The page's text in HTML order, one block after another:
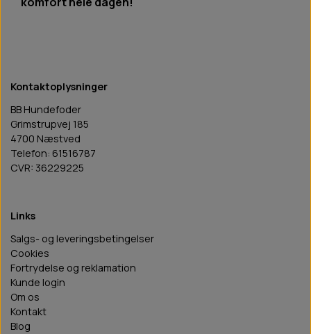
Kontaktoplysninger
BB Hundefoder
Grimstrupvej 185
4700 Næstved
Telefon: 61516787
CVR: 36229225
Links
Salgs- og leveringsbetingelser
Cookies
Fortrydelse og reklamation
Kunde login
Om os
Kontakt
Blog